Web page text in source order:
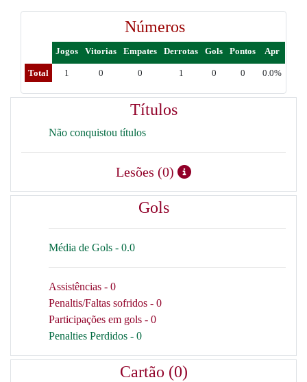
Números
Jogos Vitorias Empates Derrotas Gols Pontos Apr
Total 1 0 0 1 0 0 0.0%
Títulos
Não conquistou títulos
Lesões (0)
Gols
Média de Gols - 0.0
Assistências - 0
Penaltis/Faltas sofridos - 0
Participações em gols - 0
Penalties Perdidos - 0
Cartão (0)